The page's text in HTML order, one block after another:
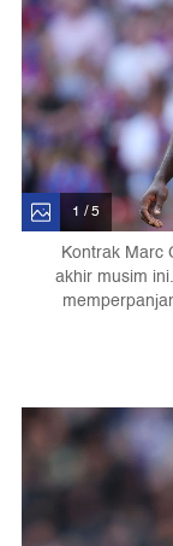
1 / 5
Kontrak Marc
akhir musim